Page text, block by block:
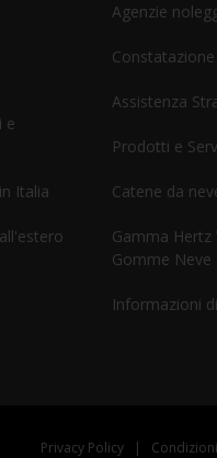
e
Italia
Agenzie
Assistenza
Prodotti e
Catene da
Gamma Hertz
Gomme Neve
Informazioni
Privacy Policy |